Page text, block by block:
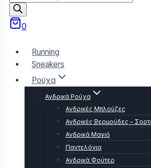
search
0
Running
Sneakers
Ρούχα
Ανδρικά Ρούχα
Ανδρικές Μπλούζες
Ανδρικές Βερμούδες –
Ανδρικά Μαγιό
Παντελόνια
Ανδρικά Φούτερ